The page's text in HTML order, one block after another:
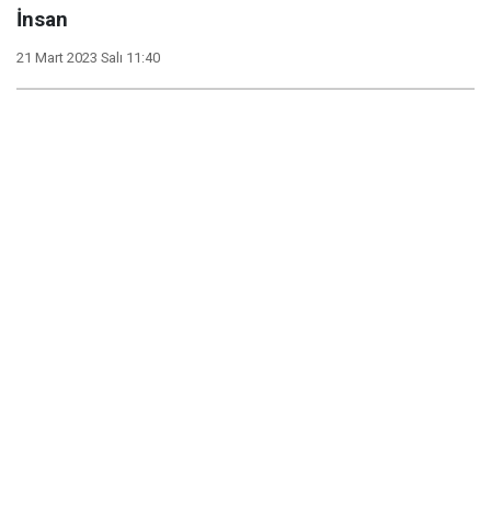
İnsan
21 Mart 2023 Salı 11:40